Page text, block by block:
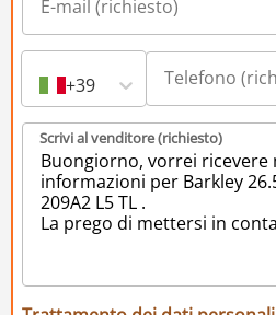
+39
Scrivi al venditore (richiesto)